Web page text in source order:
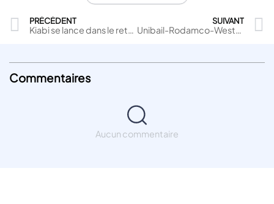
PRÉCÉDENT
Kiabi se lance dans le retail media avec Valiuz Adz pour renforcer son écosystème de marques
SUIVANT
Unibail-Rodamco-Westfield innove avec une mesure IA du drive-to-store
Commentaires
Aucun commentaire